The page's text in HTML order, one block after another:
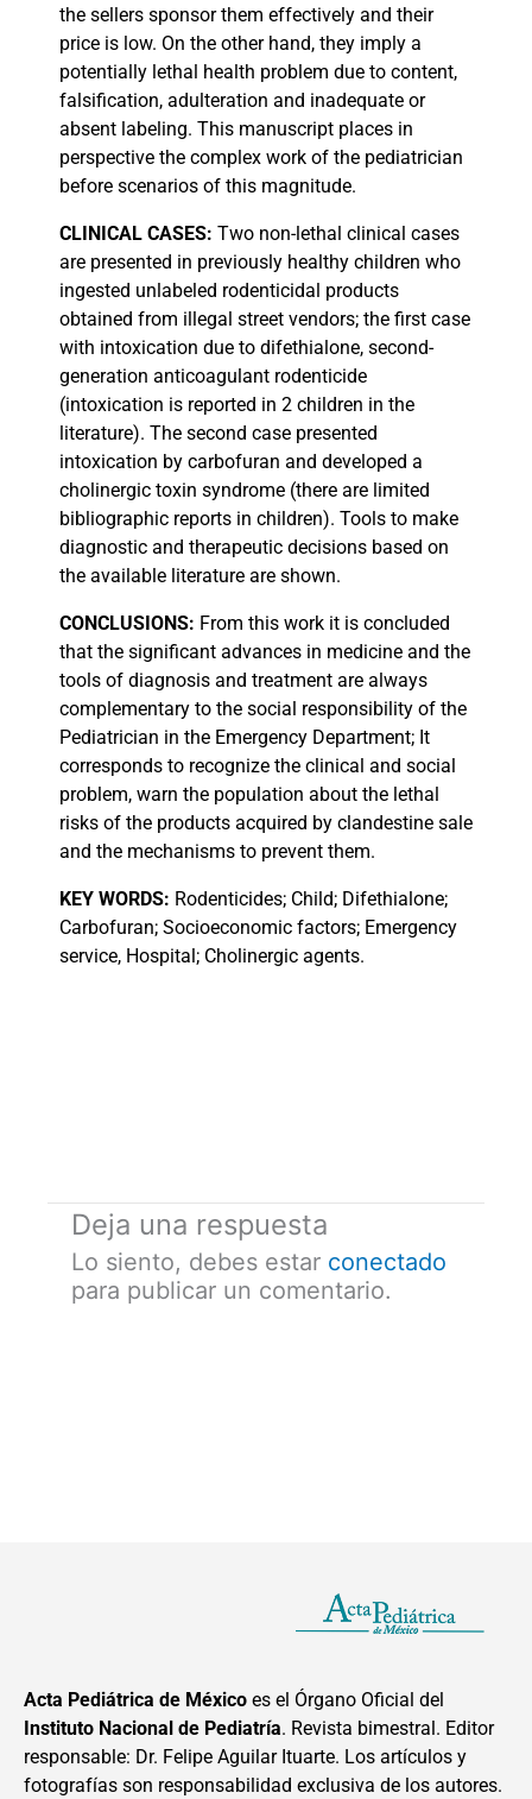
the sellers sponsor them effectively and their
price is low. On the other hand, they imply a
potentially lethal health problem due to content,
falsification, adulteration and inadequate or
absent labeling. This manuscript places in
perspective the complex work of the pediatrician
before scenarios of this magnitude.
CLINICAL CASES: Two non-lethal clinical cases
are presented in previously healthy children who
ingested unlabeled rodenticidal products
obtained from illegal street vendors; the first case
with intoxication due to difethialone, second-
generation anticoagulant rodenticide
(intoxication is reported in 2 children in the
literature). The second case presented
intoxication by carbofuran and developed a
cholinergic toxin syndrome (there are limited
bibliographic reports in children). Tools to make
diagnostic and therapeutic decisions based on
the available literature are shown.
CONCLUSIONS: From this work it is concluded
that the significant advances in medicine and the
tools of diagnosis and treatment are always
complementary to the social responsibility of the
Pediatrician in the Emergency Department; It
corresponds to recognize the clinical and social
problem, warn the population about the lethal
risks of the products acquired by clandestine sale
and the mechanisms to prevent them.
KEY WORDS: Rodenticides; Child; Difethialone;
Carbofuran; Socioeconomic factors; Emergency
service, Hospital; Cholinergic agents.
Deja una respuesta
Lo siento, debes estar conectado
para publicar un comentario.
Acta Pediátrica de México es el Órgano Oficial del
Instituto Nacional de Pediatría. Revista bimestral. Editor
responsable: Dr. Felipe Aguilar Ituarte. Los artículos y
fotografías son responsabilidad exclusiva de los autores.